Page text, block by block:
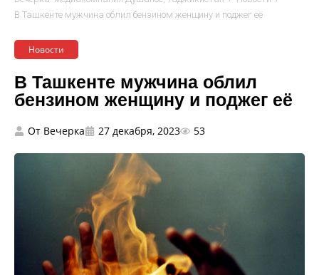
В Ташкенте мужчина облил бензином женщину и поджег её
Новости
В Ташкенте мужчина облил
бензином женщину и поджег её
От Вечерка 27 декабря, 2023 53